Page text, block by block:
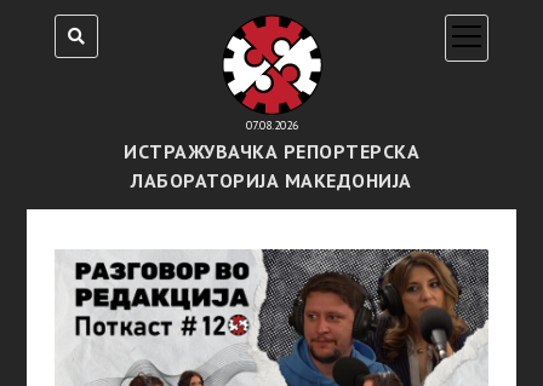
07.08.2026
ИСТРАЖУВАЧКА РЕПОРТЕРСКА
ЛАБОРАТОРИЈА МАКЕДОНИЈА
open
menu